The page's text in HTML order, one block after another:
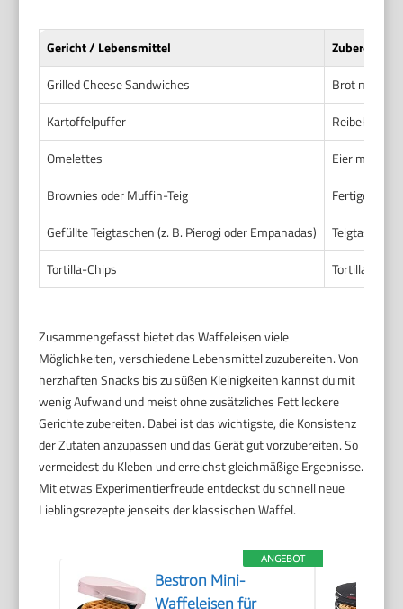
Gericht / Lebensmittel
Grilled Cheese Sandwiches
Brot mit
Kartoffelpuffer
Omelettes
Eier mit
Brownies oder Muffin-Teig
Fertigen
Gefüllte Teigtaschen (z. B. Pierogi oder Empanadas)
Teigtaschen
Tortilla-Chips
Tortilla in
Zusammengefasst bietet das Waffeleisen viele
Möglichkeiten, verschiedene Lebensmittel zuzubereiten. Von
herzhaften Snacks bis zu süßen Kleinigkeiten kannst du mit
wenig Aufwand und meist ohne zusätzliches Fett leckere
Gerichte zubereiten. Dabei ist das wichtigste, die Konsistenz
der Zutaten anzupassen und das Gerät gut vorzubereiten. So
vermeidest du Kleben und erreichst gleichmäßige Ergebnisse.
Mit etwas Experimentierfreude entdeckst du schnell neue
Lieblingsrezepte jenseits der klassischen Waffel.
ANGEBOT
Bestron Mini-
Waffeleisen für